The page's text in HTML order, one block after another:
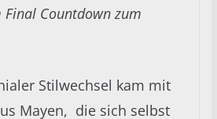
Countdown zum
Stilwechsel kam mit
Mayen, die sich selbst